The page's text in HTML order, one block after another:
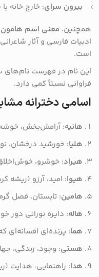
بیرون سرای: خارج خانه
همچنین، معنی اسم هامون
ادبیات فارسی و آثار
است.
این نام در فهرست نام‌های
فراوانی نسبتاً کمی دارد.
اسامی دخترانه
هانیه: آرامش‌بخش،
هلیا: خورشید درخشان،
هیراد: خوشرو،
هیوا: امید، آرزو (ریشه
هامین: تابستان، فصل
هاله: دایره نورانی دور
هما: پرنده‌ای
هستی: وجود، زندگی،
هدا: راهنمایی، هدایت